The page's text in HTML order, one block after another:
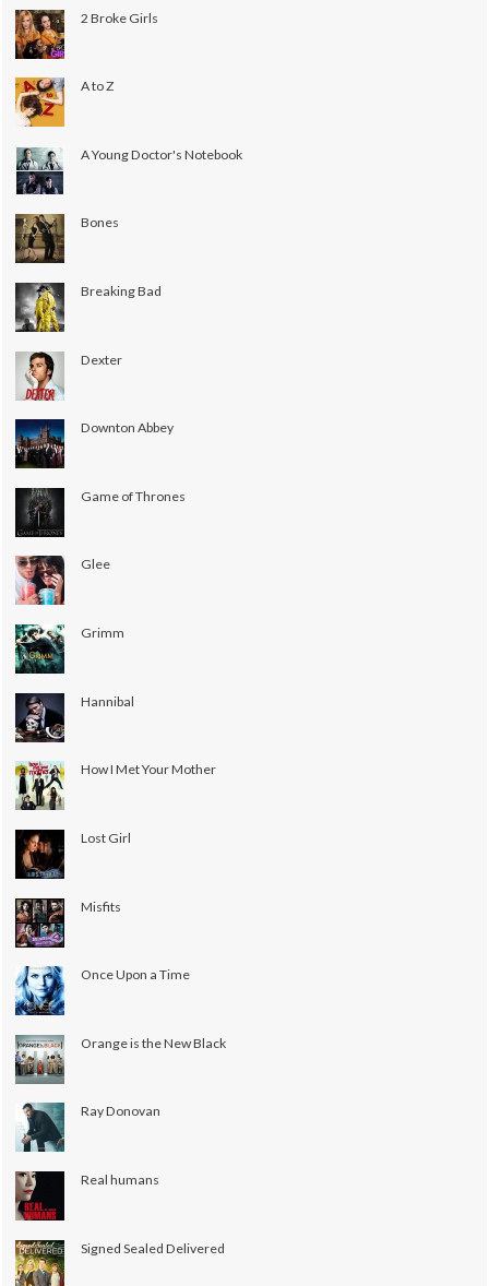
2 Broke Girls
A to Z
A Young Doctor's Notebook
Bones
Breaking Bad
Dexter
Downton Abbey
Game of Thrones
Glee
Grimm
Hannibal
How I Met Your Mother
Lost Girl
Misfits
Once Upon a Time
Orange is the New Black
Ray Donovan
Real humans
Signed Sealed Delivered